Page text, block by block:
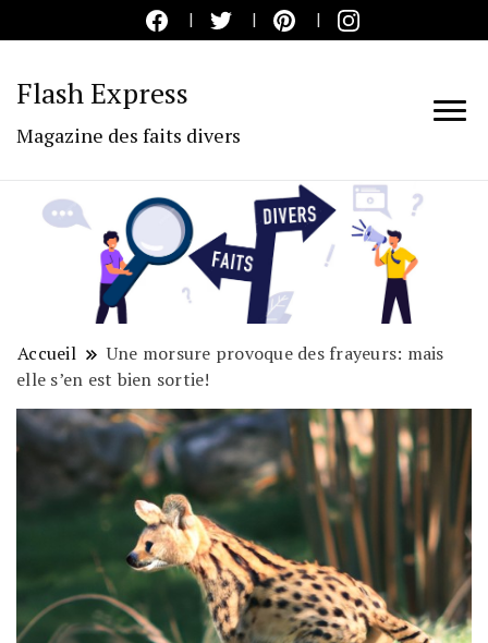
Flash Express
Magazine des faits divers
Accueil
Une morsure provoque des frayeurs: mais
elle s’en est bien sortie!